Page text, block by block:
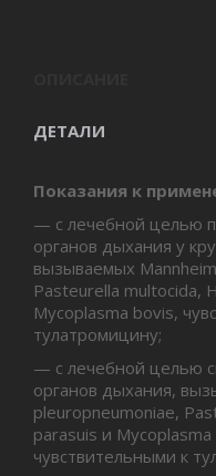
ДЕТАЛИ
Показания к
— с лечебной целью
органов дыхания у
вызываемых
Pasteurella multocida,
Mycoplasma bovis,
тулатромицину;
— с лечебной целью
органов дыхания,
pleuropneumoniae,
parasuis и
чувствительными к